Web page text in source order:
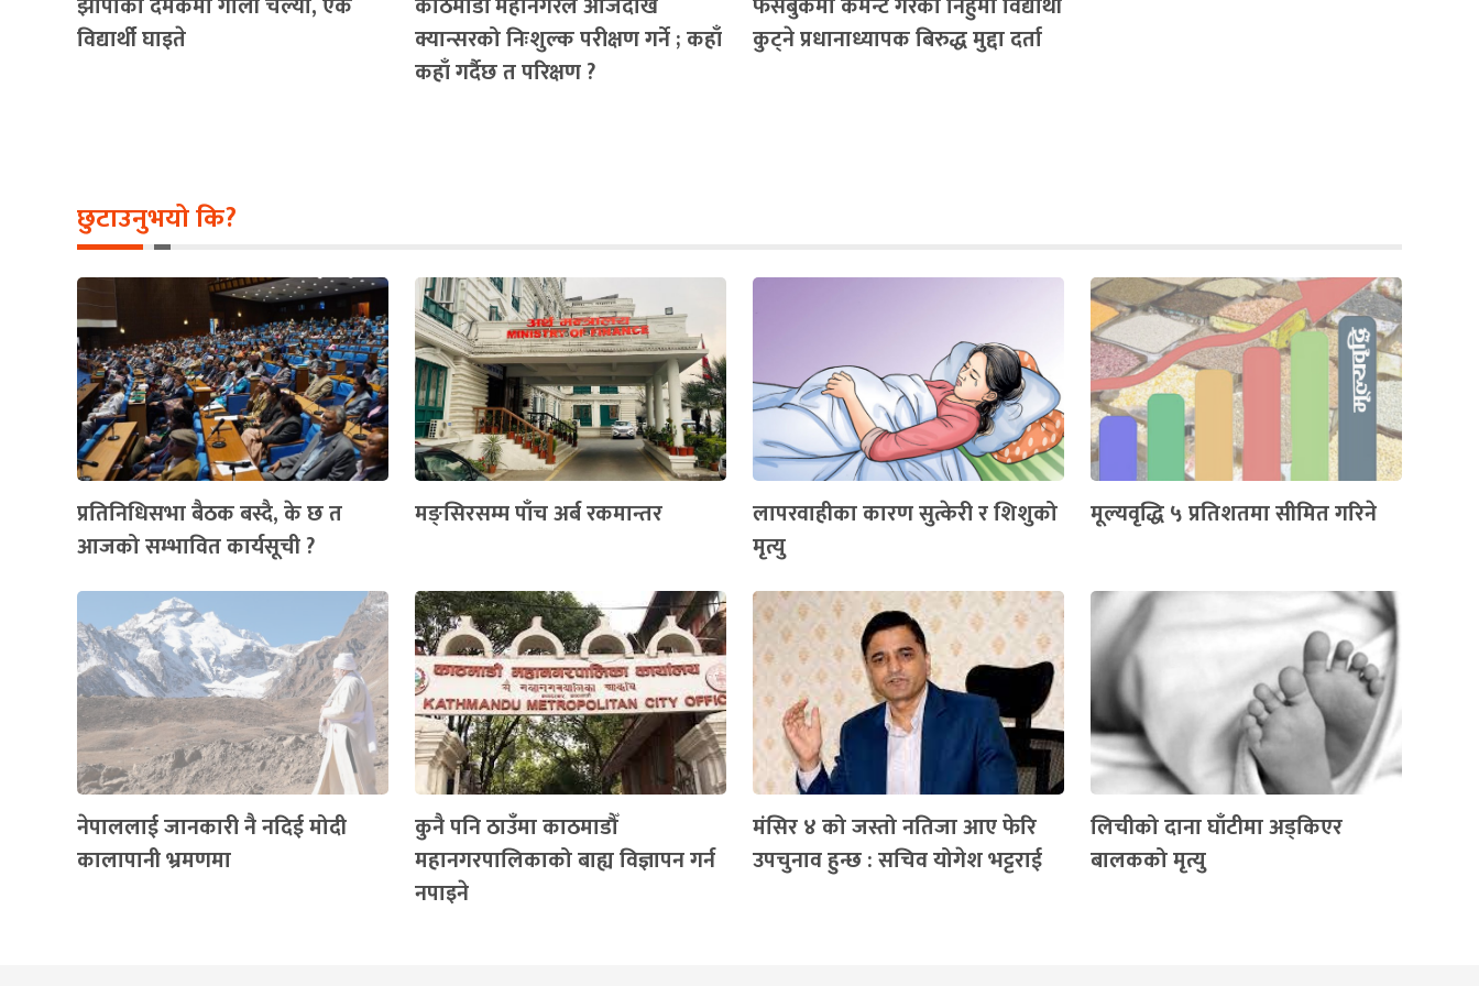
विद्यार्थी घाइते
क्यान्सरको निःशुल्क परीक्षण गर्ने ; कहाँ
कहाँ गर्दैछ त परिक्षण ?
कुट्ने प्रधानाध्यापक बिरुद्ध मुद्दा दर्ता
छुटाउनुभयो कि?
प्रतिनिधिसभा बैठक बस्दै, के छ त
आजको सम्भावित कार्यसूची ?
मङ्सिरसम्म पाँच अर्ब रकमान्तर
लापरवाहीका कारण सुत्केरी र शिशुको
मृत्यु
मूल्यवृद्धि ५ प्रतिशतमा सीमित गरिने
नेपाललाई जानकारी नै नदिई मोदी
कालापानी भ्रमणमा
कुनै पनि ठाउँमा काठमाडौँ
महानगरपालिकाको बाह्य विज्ञापन गर्न
नपाइने
मंसिर ४ को जस्तो नतिजा आए फेरि
उपचुनाव हुन्छ : सचिव योगेश भट्टराई
लिचीको दाना घाँटीमा अड्किएर
बालकको मृत्यु